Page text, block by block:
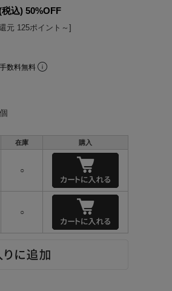
税込) 50%OFF
元 125ポイント～]
数料無料
個
在庫 購入
○
○